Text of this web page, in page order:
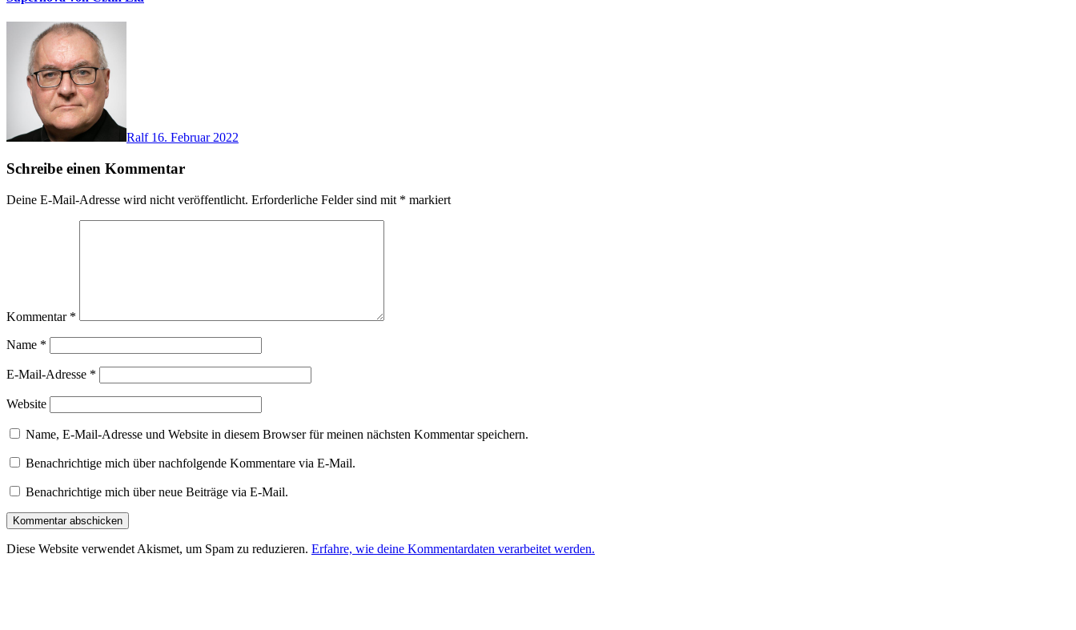
Ralf 16. Februar 2022
Schreibe einen Kommentar
Deine E-Mail-Adresse wird nicht veröffentlicht. Erforderliche Felder sind mit * markiert
Kommentar *
Name *
E-Mail-Adresse *
Website
Name, E-Mail-Adresse und Website in diesem Browser für meinen nächsten Kommentar speichern.
Benachrichtige mich über nachfolgende Kommentare via E-Mail.
Benachrichtige mich über neue Beiträge via E-Mail.
Diese Website verwendet Akismet, um Spam zu reduzieren. Erfahre, wie deine Kommentardaten verarbeitet werden.